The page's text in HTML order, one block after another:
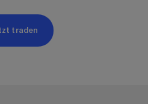
traden